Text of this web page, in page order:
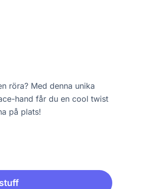
röra? Med denna unika
hand får du en cool twist
på plats!